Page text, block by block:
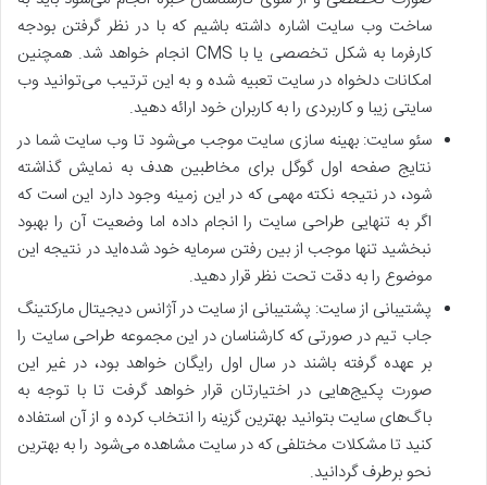
ساخت وب سایت اشاره داشته باشیم که با در نظر گرفتن بودجه
کارفرما به شکل تخصصی یا با CMS انجام خواهد شد. همچنین
امکانات دلخواه در سایت تعبیه شده و به این ترتیب می‌توانید وب
سایتی زیبا و کاربردی را به کاربران خود ارائه دهید.
سئو سایت: بهینه سازی سایت موجب می‌شود تا وب سایت شما در
نتایج صفحه اول گوگل برای مخاطبین هدف به نمایش گذاشته
شود، در نتیجه نکته مهمی که در این زمینه وجود دارد این است که
اگر به تنهایی طراحی سایت را انجام داده اما وضعیت آن را بهبود
نبخشید تنها موجب از بین رفتن سرمایه خود شده‌اید در نتیجه این
موضوع را به دقت تحت نظر قرار دهید.
پشتیبانی از سایت: پشتیبانی از سایت در آژانس دیجیتال مارکتینگ
جاب تیم در صورتی که کارشناسان در این مجموعه طراحی سایت را
بر عهده گرفته باشند در سال اول رایگان خواهد بود، در غیر این
صورت پکیج‌هایی در اختیارتان قرار خواهد گرفت تا با توجه به
باگ‌های سایت بتوانید بهترین گزینه را انتخاب کرده و از آن استفاده
کنید تا مشکلات مختلفی که در سایت مشاهده می‌شود را به بهترین
نحو برطرف گردانید.